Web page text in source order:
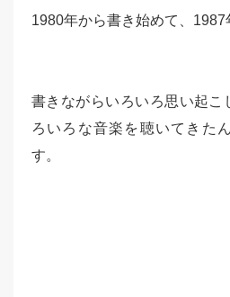
1980年から書き始めて、1987
書きながらいろいろ思い起こ
ろいろな音楽を聴いてきた
す。